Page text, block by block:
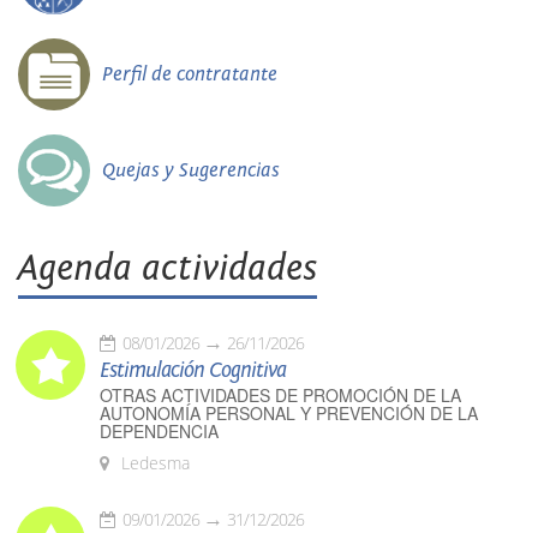
Perfil de contratante
Quejas y Sugerencias
Agenda actividades
08/01/2026 26/11/2026
Estimulación Cognitiva
OTRAS ACTIVIDADES DE PROMOCIÓN DE LA
AUTONOMÍA PERSONAL Y PREVENCIÓN DE LA
DEPENDENCIA
Ledesma
09/01/2026 31/12/2026